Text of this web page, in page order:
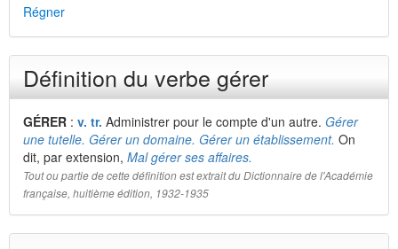
Régner
Définition du verbe gérer
GÉRER : v. tr. Administrer pour le compte d'un autre. Gérer
une tutelle. Gérer un domaine. Gérer un établissement. On
dit, par extension, Mal gérer ses affaires.
Tout ou partie de cette définition est extrait du Dictionnaire de l'Académie
française, huitième édition, 1932-1935